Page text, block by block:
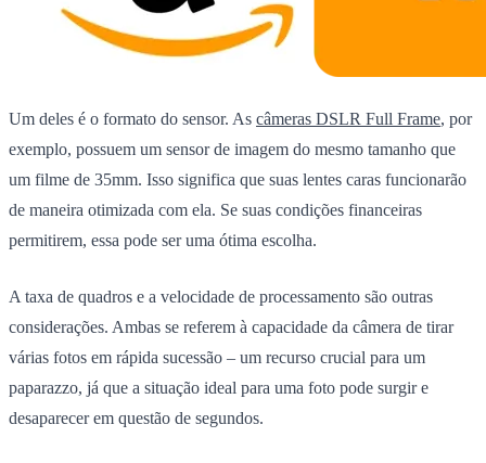
Um deles é o formato do sensor. As câmeras DSLR Full Frame, por
exemplo, possuem um sensor de imagem do mesmo tamanho que
um filme de 35mm. Isso significa que suas lentes caras funcionarão
de maneira otimizada com ela. Se suas condições financeiras
permitirem, essa pode ser uma ótima escolha.
A taxa de quadros e a velocidade de processamento são outras
considerações. Ambas se referem à capacidade da câmera de tirar
várias fotos em rápida sucessão – um recurso crucial para um
paparazzo, já que a situação ideal para uma foto pode surgir e
desaparecer em questão de segundos.